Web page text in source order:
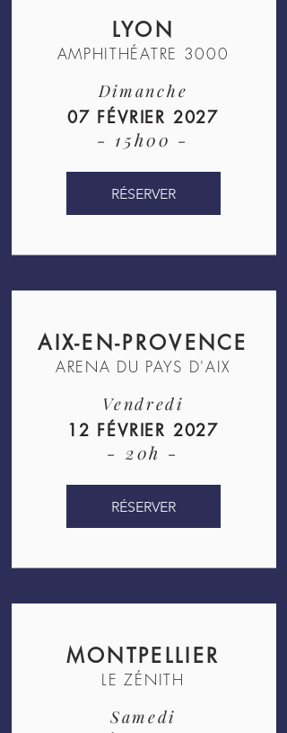
LYON
AMPHITHÉATRE 3000
Dimanche
07 FÉVRIER 2027
- 15h00 -
RÉSERVER
AIX-EN-PROVENCE
ARENA DU PAYS D'AIX
Vendredi
12 FÉVRIER 2027
- 20h -
RÉSERVER
MONTPELLIER
LE ZÉNITH
Samedi